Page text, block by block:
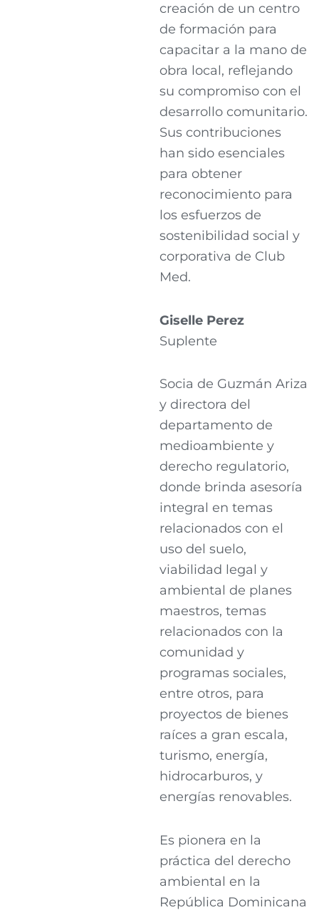
creación de un centro
de formación para
capacitar a la mano de
obra local, reflejando
su compromiso con el
desarrollo comunitario.
Sus contribuciones
han sido esenciales
para obtener
reconocimiento para
los esfuerzos de
sostenibilidad social y
corporativa de Club
Med.
Giselle Perez
Suplente
Socia de Guzmán Ariza
y directora del
departamento de
medioambiente y
derecho regulatorio,
donde brinda asesoría
integral en temas
relacionados con el
uso del suelo,
viabilidad legal y
ambiental de planes
maestros, temas
relacionados con la
comunidad y
programas sociales,
entre otros, para
proyectos de bienes
raíces a gran escala,
turismo, energía,
hidrocarburos, y
energías renovables.
Es pionera en la
práctica del derecho
ambiental en la
República Dominicana